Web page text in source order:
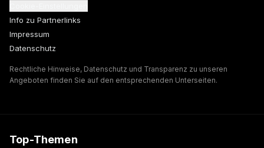
Info zu Partnerlinks
Impressum
Datenschutz
Rechtliche Hinweise, Datenschutz und Transparenz zu unseren
Angeboten finden Sie auf den entsprechenden Unterseiten.
Top-Themen